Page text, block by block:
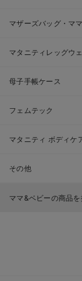
マザーズバッグ・マ
マタニティレッグウ
母子手帳ケース
フェムテック
マタニティ ボディケ
その他
ママ&ベビーの商品を